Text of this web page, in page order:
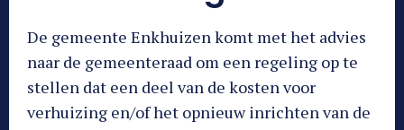
De gemeente Enkhuizen komt met het advies
naar de gemeenteraad om een regeling op te
stellen dat een deel van de kosten voor
verhuizing en/of het opnieuw inrichten van de